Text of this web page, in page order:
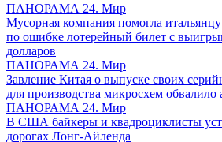
ПАНОРАМА 24. Мир
Мусорная компания помогла
по ошибке лотерейный билет с
долларов
ПАНОРАМА 24. Мир
Завление Китая о выпуске своих
для производства микросхем
ПАНОРАМА 24. Мир
В США байкеры и квадроциклисты
дорогах Лонг-Айленда